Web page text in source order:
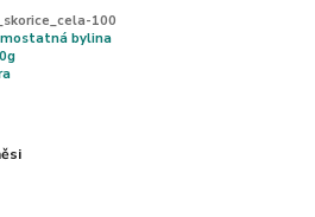
100
bylina